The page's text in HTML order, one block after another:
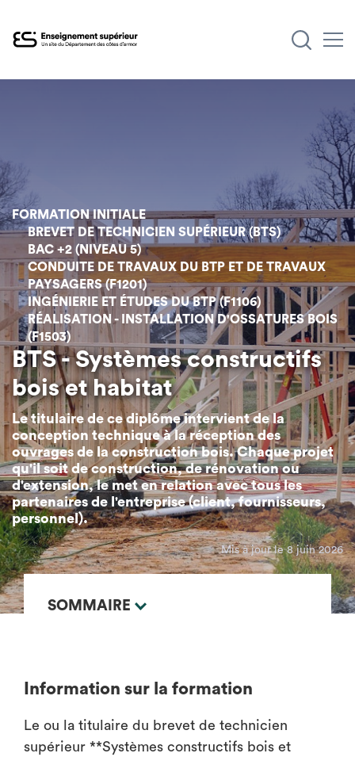
FORMATION INITIALE
BREVET DE TECHNICIEN SUPÉRIEUR (BTS)
BAC +2 (NIVEAU 5)
CONDUITE DE TRAVAUX DU BTP ET DE TRAVAUX
PAYSAGERS (F1201)
INGÉNIERIE ET ÉTUDES DU BTP (F1106)
RÉALISATION - INSTALLATION D'OSSATURES BOIS
(F1503)
BTS - Systèmes constructifs
bois et habitat
Le titulaire de ce diplôme intervient de la
conception technique à la réception des
ouvrages de la construction bois. Chaque projet
qu'il soit de construction, de rénovation ou
d'extension, le met en relation avec tous les
partenaires de l'entreprise (client, fournisseurs,
personnel).
Mis à jour le 8 juin 2026
SOMMAIRE
Information sur la formation
Le ou la titulaire du brevet de technicien
supérieur **Systèmes constructifs bois et